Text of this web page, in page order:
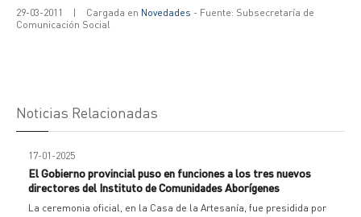
29-03-2011 | Cargada en Novedades - Fuente: Subsecretaría de
Comunicación Social
Noticias Relacionadas
17-01-2025
El Gobierno provincial puso en funciones a los tres nuevos
directores del Instituto de Comunidades Aborígenes
La ceremonia oficial, en la Casa de la Artesanía, fue presidida por